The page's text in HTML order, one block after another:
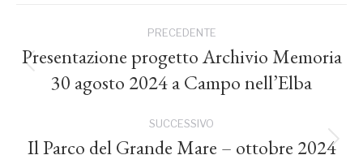
tra
post
PRECEDENTE
precedente:
Presentazione progetto Archivio Memoria
30 agosto 2024 a Campo nell’Elba
SUCCESSIVO
Prossimo
Il Parco del Grande Mare – ottobre 2024